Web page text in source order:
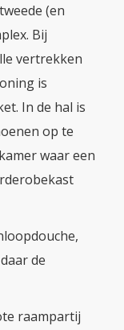
(en
Bij
vertrekken
is
In de hal is
op te
waar een
de
raampartij